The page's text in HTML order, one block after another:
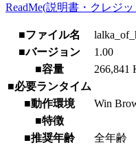
ReadMe(説明書・クレジ
■ファイル名
■バージョン
1.00
■容量
266,841
■必要ランタイム
■動作環境
Win
■特徴
■推奨年齢
全年齢